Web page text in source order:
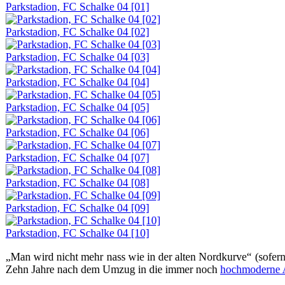
Parkstadion, FC Schalke 04 [01]
Parkstadion, FC Schalke 04 [02]
Parkstadion, FC Schalke 04 [03]
Parkstadion, FC Schalke 04 [04]
Parkstadion, FC Schalke 04 [05]
Parkstadion, FC Schalke 04 [06]
Parkstadion, FC Schalke 04 [07]
Parkstadion, FC Schalke 04 [08]
Parkstadion, FC Schalke 04 [09]
Parkstadion, FC Schalke 04 [10]
„Man wird nicht mehr nass wie in der alten Nordkurve“
Zehn Jahre nach dem Umzug in die immer noch hochmoderne